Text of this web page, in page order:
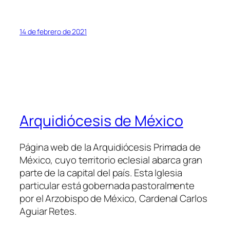
14 de febrero de 2021
Arquidiócesis de México
Página web de la Arquidiócesis Primada de
México, cuyo territorio eclesial abarca gran
parte de la capital del país. Esta Iglesia
particular está gobernada pastoralmente
por el Arzobispo de México, Cardenal Carlos
Aguiar Retes.